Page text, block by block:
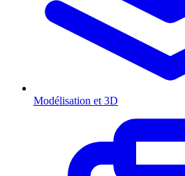
Modélisation et 3D